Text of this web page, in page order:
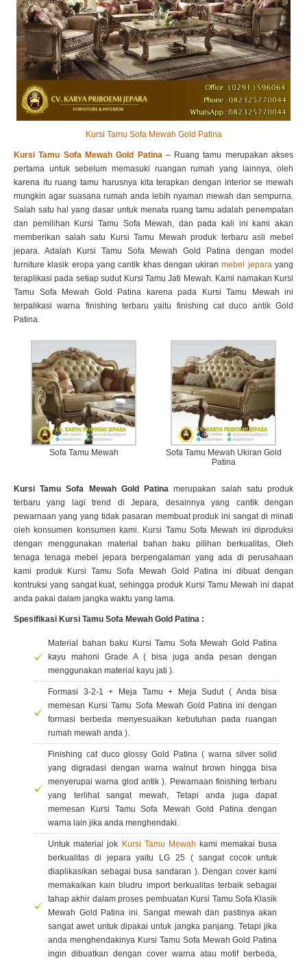
Kursi Tamu Sofa Mewah Gold Patina
Kursi Tamu Sofa Mewah Gold Patina– Ruang tamu merupakan akses
pertama untuk sebelum memasuki ruangan rumah yang lainnya, oleh
karena itu ruang tamu harusnya kita terapkan dengan interior se mewah
mungkin agar suasana rumah anda lebih nyaman mewah dan sempurna.
Salah satu hal yang dasar untuk menata ruang tamu adalah penempatan
dan pemilihan Kursi Tamu Sofa Mewah, dan pada kali ini kami akan
memberikan salah satu Kursi Tamu Mewah produk terbaru asli mebel
jepara. Adalah Kursi Tamu Sofa Mewah Gold Patina dengan model
furniture klasik eropa yang cantik khas dengan ukiranmebel jeparayang
teraplikasi pada setiap sudut Kursi Tamu Jati Mewah. Kami namakan Kursi
Tamu Sofa Mewah Gold Patina karena pada Kursi Tamu Mewah ini
terpalikasi warna finishing terbaru yaitu finishing cat duco antik Gold
Patina.
Sofa Tamu Mewah
Sofa Tamu Mewah Ukiran Gold
Patina
Kursi Tamu Sofa Mewah Gold Patina merupakan salah satu produk
terbaru yang lagi trend di Jepara, desainnya yang cantik dengan
pewarnaan yang yang tidak pasaran membuat produk ini sangat di minati
oleh konsumen konsumen kami. Kursi Tamu Sofa Mewah ini diproduksi
dengan menggunakan material bahan baku pilihan berkualitas, Oleh
tenaga tenaga mebel jepara berpengalaman yang ada di perusahaan
kami produk Kursi Tamu Sofa Mewah Gold Patina ini dibuat dengan
kontruksi yang sangat kuat, sehingga produk Kursi Tamu Mewah ini dapat
anda pakai dalam jangka waktu yang lama.
Spesifikasi Kursi Tamu Sofa Mewah Gold Patina :
Material bahan baku Kursi Tamu Sofa Mewah Gold Patina
kayu mahoni Grade A ( bisa juga anda pesan dengan
menggunakan material kayu jati ).
Formasi 3-2-1 + Meja Tamu + Meja Sudut ( Anda bisa
memesan Kursi Tamu Sofa Mewah Gold Patina ini dengan
formasi berbeda menyesuaikan kebutuhan pada ruangan
rumah mewah anda ).
Finishing cat duco glossy Gold Patina ( warna silver solid
yang digradasi dengan warna walnut brown hingga bisa
menyerupai warna glod antik ). Pewarnaan finishing terbaru
yang terlihat sangat mewah, Tetapi anda juga dapat
memesan Kursi Tamu Sofa Mewah Gold Patina dengan
warna lain jika anda menghendaki.
Untuk material jok Kursi Tamu Mewah kami memakai busa
berkualitas di jepara yaitu LG 25 ( sangat cocok untuk
diaplikasikan sebagai busa sandaran ). Dengan cover kami
memakaikan kain bludru import berkualitas terbaik sebagai
tahap akhir dalam proses pembuatan Kursi Tamu Sofa Klasik
Mewah Gold Patina ini. Sangat mewah dan pastinya akan
sangat awet untuk dipakai untuk jangka panjang. Tetapi jika
anda menghendakinya Kursi Tamu Sofa Mewah Gold Patina
ingin dibuatkan dengan cover warna atau motif berbeda,